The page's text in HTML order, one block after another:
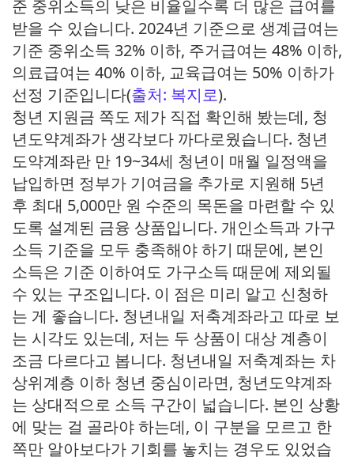
준 중위소득의 낮은 비율일수록 더 많은 급여를
받을 수 있습니다. 2024년 기준으로 생계급여는
기준 중위소득 32% 이하, 주거급여는 48% 이하,
의료급여는 40% 이하, 교육급여는 50% 이하가
선정 기준입니다(출처: 복지로).
청년 지원금 쪽도 제가 직접 확인해 봤는데, 청
년도약계좌가 생각보다 까다로웠습니다. 청년
도약계좌란 만 19~34세 청년이 매월 일정액을
납입하면 정부가 기여금을 추가로 지원해 5년
후 최대 5,000만 원 수준의 목돈을 마련할 수 있
도록 설계된 금융 상품입니다. 개인소득과 가구
소득 기준을 모두 충족해야 하기 때문에, 본인
소득은 기준 이하여도 가구소득 때문에 제외될
수 있는 구조입니다. 이 점은 미리 알고 신청하
는 게 좋습니다. 청년내일 저축계좌라고 따로 보
는 시각도 있는데, 저는 두 상품이 대상 계층이
조금 다르다고 봅니다. 청년내일 저축계좌는 차
상위계층 이하 청년 중심이라면, 청년도약계좌
는 상대적으로 소득 구간이 넓습니다. 본인 상황
에 맞는 걸 골라야 하는데, 이 구분을 모르고 한
쪽만 알아보다가 기회를 놓치는 경우도 있었습